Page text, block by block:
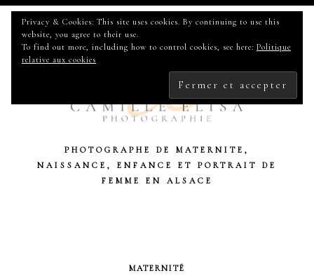
PHOTOGRAPHE DE MATERNITE,
NAISSANCE, ENFANCE ET PORTRAIT DE
FEMME EN ALSACE
MATERNITÉ
Privacy & Cookies: This site uses cookies. By continuing to use this
website, you agree to their use.
To find out more, including how to control cookies, see here: Politique
relative aux cookies